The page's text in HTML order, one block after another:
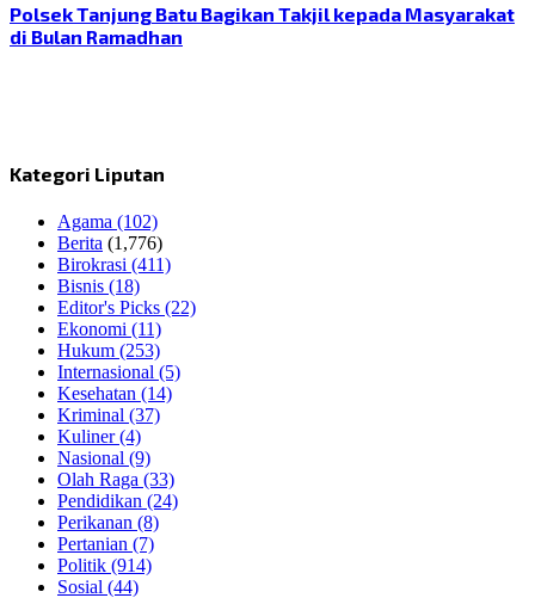
Polsek Tanjung Batu Bagikan Takjil kepada Masyarakat
di Bulan Ramadhan
Kategori Liputan
Agama (102)
Berita (1,776)
Birokrasi (411)
Bisnis (18)
Editor's Picks (22)
Ekonomi (11)
Hukum (253)
Internasional (5)
Kesehatan (14)
Kriminal (37)
Kuliner(4)
Nasional (9)
Olah Raga (33)
Pendidikan (24)
Perikanan (8)
Pertanian (7)
Politik (914)
Sosial (44)